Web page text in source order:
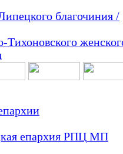
епархия РПЦ МП